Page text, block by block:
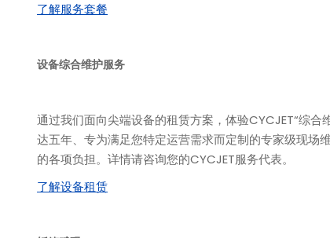
了解服务套餐
设备综合维护服务
通过我们面向尖端设备的租赁方案，体验CYCJET“综
达五年、专为满足您特定运营需求而定制的专家级现场
的各项负担。详情请咨询您的CYCJET服务代表。
了解设备租赁